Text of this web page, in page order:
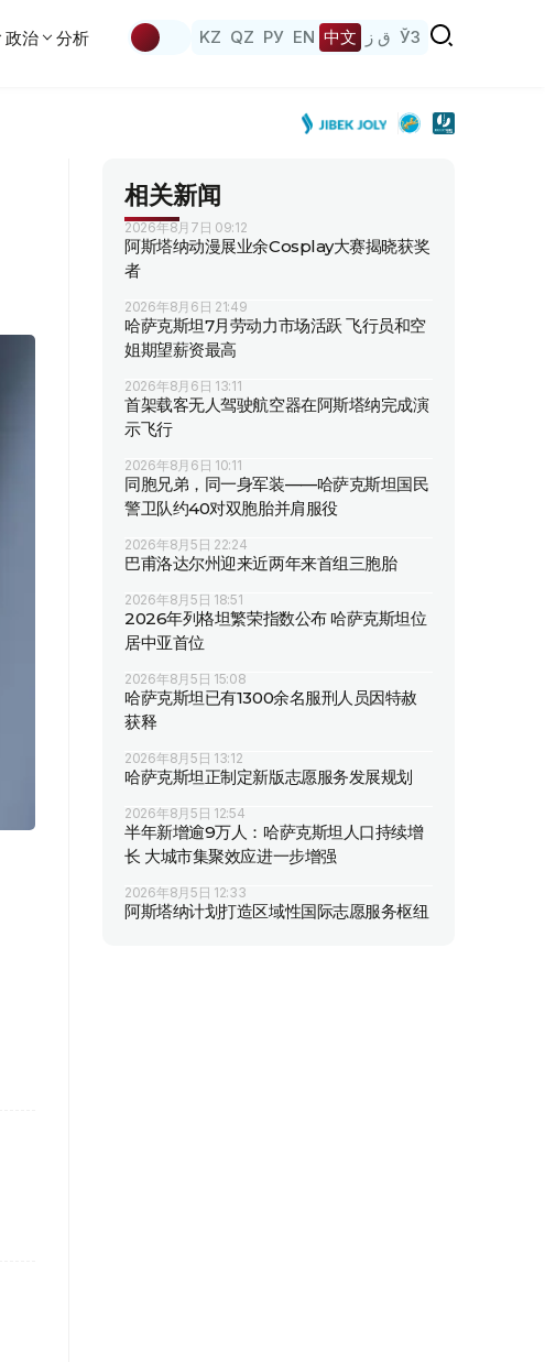
政治 分析 KZ QZ РУ EN 中文 ق ز ЎЗ
相关新闻
2026年8月7日 09:12
阿斯塔纳动漫展业余Cosplay大赛揭晓获奖
者
2026年8月6日 21:49
哈萨克斯坦7月劳动力市场活跃 飞行员和空
姐期望薪资最高
2026年8月6日 13:11
首架载客无人驾驶航空器在阿斯塔纳完成演
示飞行
2026年8月6日 10:11
同胞兄弟，同一身军装——哈萨克斯坦国民
警卫队约40对双胞胎并肩服役
2026年8月5日 22:24
巴甫洛达尔州迎来近两年来首组三胞胎
2026年8月5日 18:51
2026年列格坦繁荣指数公布 哈萨克斯坦位
居中亚首位
2026年8月5日 15:08
哈萨克斯坦已有1300余名服刑人员因特赦
获释
2026年8月5日 13:12
哈萨克斯坦正制定新版志愿服务发展规划
2026年8月5日 12:54
半年新增逾9万人：哈萨克斯坦人口持续增
长 大城市集聚效应进一步增强
2026年8月5日 12:33
阿斯塔纳计划打造区域性国际志愿服务枢纽